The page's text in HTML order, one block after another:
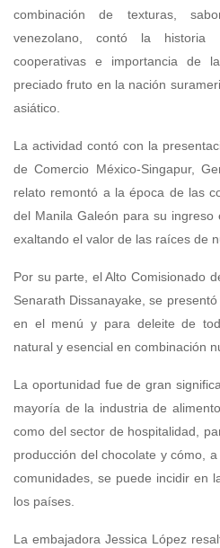
combinación de texturas,
venezolano, contó la historia
cooperativas e importancia de
preciado fruto en la nación
asiático.
La actividad contó con la
de Comercio México-Singapur,
relato remontó a la época de las
del Manila Galeón para su ingreso
exaltando el valor de las raíces de
Por su parte, el Alto Comisionado
Senarath Dissanayake, se
en el menú y para deleite de
natural y esencial en combinación
La oportunidad fue de gran
mayoría de la industria de
como del sector de hospitalidad,
producción del chocolate y cómo,
comunidades, se puede incidir en
los países.
La embajadora Jessica López